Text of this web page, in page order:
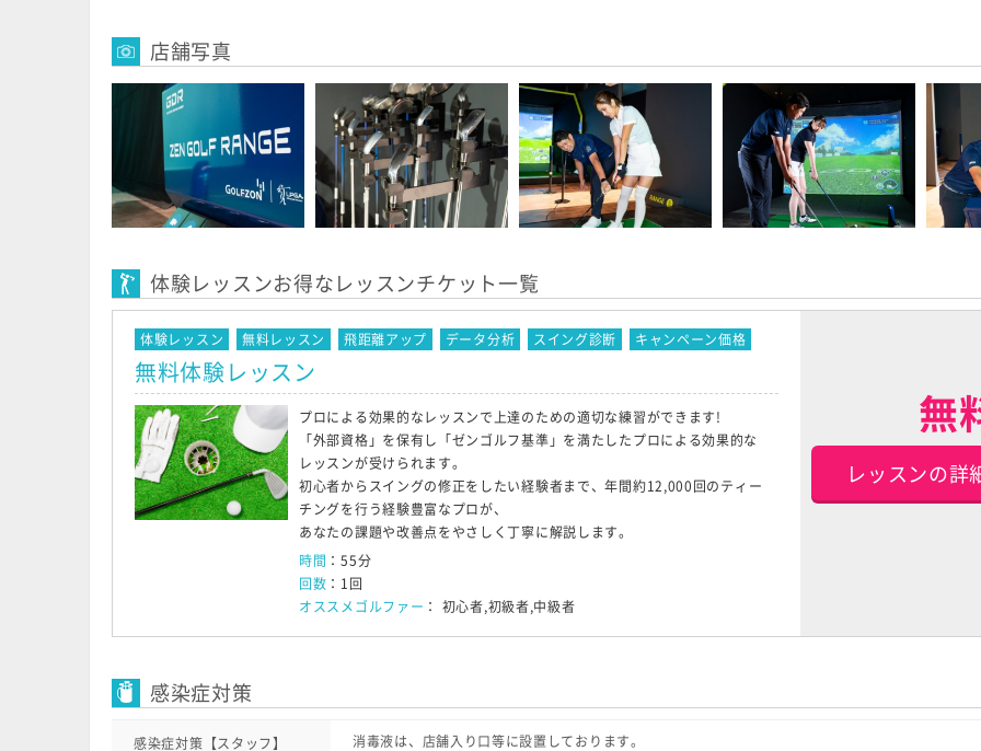
店舗写真
体験レッスンお得なレッスンチケット一覧
体験レッスン 無料レッスン 飛距離アップ データ分析 スイング診断 キャンペーン価格
無料体験レッスン
プロによる効果的なレッスンで上達のための適切な練習ができます!
「外部資格」を保有し「ゼンゴルフ基準」を満たしたプロによる効果的な
レッスンが受けられます。
初心者からスイングの修正をしたい経験者まで、年間約12,000回のティー
チングを行う経験豊富なプロが、
あなたの課題や改善点をやさしく丁寧に解説します。
時間 ：55分
回数 ：1回
オススメゴルファー ： 初心者,初級者,中級者
無
レッスンの詳
感染症対策
感染症対策【スタッフ】
消毒液は、店舗入り口等に設置しております。